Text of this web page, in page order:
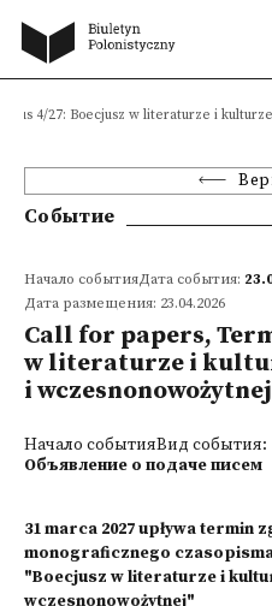
4/27: Boecjusz w literaturze i
Событие
Начало событияДата события:
Дата размещения: 23.04.2026
Call for papers,
w literaturze i
i wczesnonowożytnej
Начало событияВид события:
Объявление о подаче писем
31 marca 2027 upływa termin
monograficznego
"Boecjusz w literaturze i
wczesnonowożytnej"